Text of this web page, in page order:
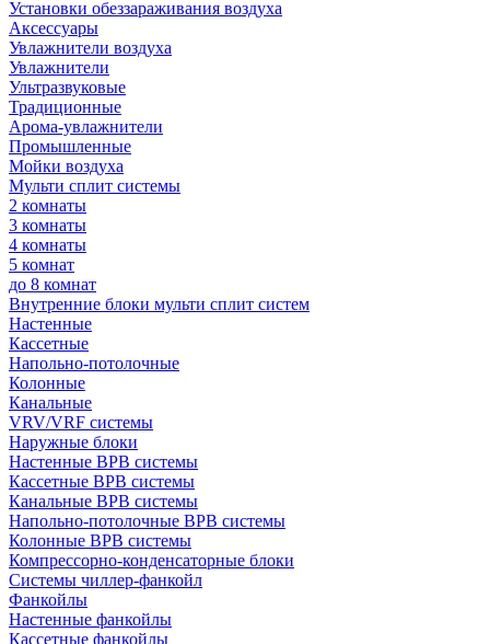
Установки обеззараживания воздуха
Аксессуары
Увлажнители воздуха
Увлажнители
Ультразвуковые
Традиционные
Арома-увлажнители
Промышленные
Мойки воздуха
Мульти сплит системы
2 комнаты
3 комнаты
4 комнаты
5 комнат
до 8 комнат
Внутренние блоки мульти сплит систем
Настенные
Кассетные
Напольно-потолочные
Колонные
Канальные
VRV/VRF системы
Наружные блоки
Настенные ВРВ системы
Кассетные ВРВ системы
Канальные ВРВ системы
Напольно-потолочные ВРВ системы
Колонные ВРВ системы
Компрессорно-конденсаторные блоки
Системы чиллер-фанкойл
Фанкойлы
Настенные фанкойлы
Кассетные фанкойлы